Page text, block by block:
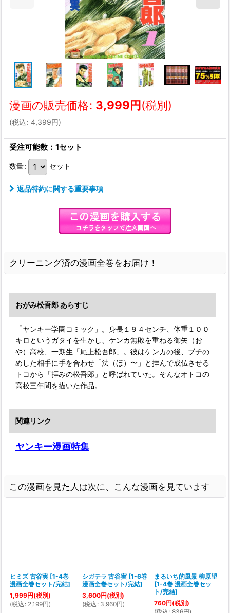
漫画の販売価格: 3,999円(税別)
(税込: 4,399円)
受注可能数：1セット
数量: セット
返品特約に関する重要事項
クリーニング済の漫画全巻をお届け！
おがみ松吾郎 あらすじ
「ヤンキー学園コミック」。身長１９４センチ、体重１００
キロというガタイを生かし、ケンカ無敗を重ねる御矢（お
や）高校、一期生「尾上松吾郎」。彼はケンカの後、ブチの
めした相手に手を合わせ「法（ほ）〜」と拝んで成仏させる
トコから「拝みの松吾郎」と呼ばれていた。そんなオトコの
高校三年間を描いた作品。
関連リンク
ヤンキー漫画特集
この漫画を見た人は次に、こんな漫画を見ています
ヒミズ 古谷実 [1-4巻
漫画全巻セット/完結]
1,999円(税別)
(税込 : 2,199円)
シガテラ 古谷実 [1-6巻
漫画全巻セット/完結]
3,600円(税別)
(税込 : 3,960円)
まるいち的風景 柳原望
[1-4巻 漫画全巻セッ
ト/完結]
760円(税別)